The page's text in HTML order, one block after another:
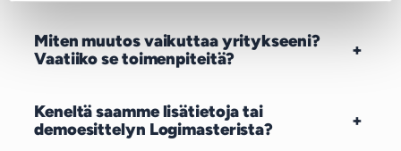
Miten muutos vaikuttaa yritykseeni?
Vaatiiko se toimenpiteitä?
+
Keneltä saamme lisätietoja tai
demoesittelyn Logimasterista?
+